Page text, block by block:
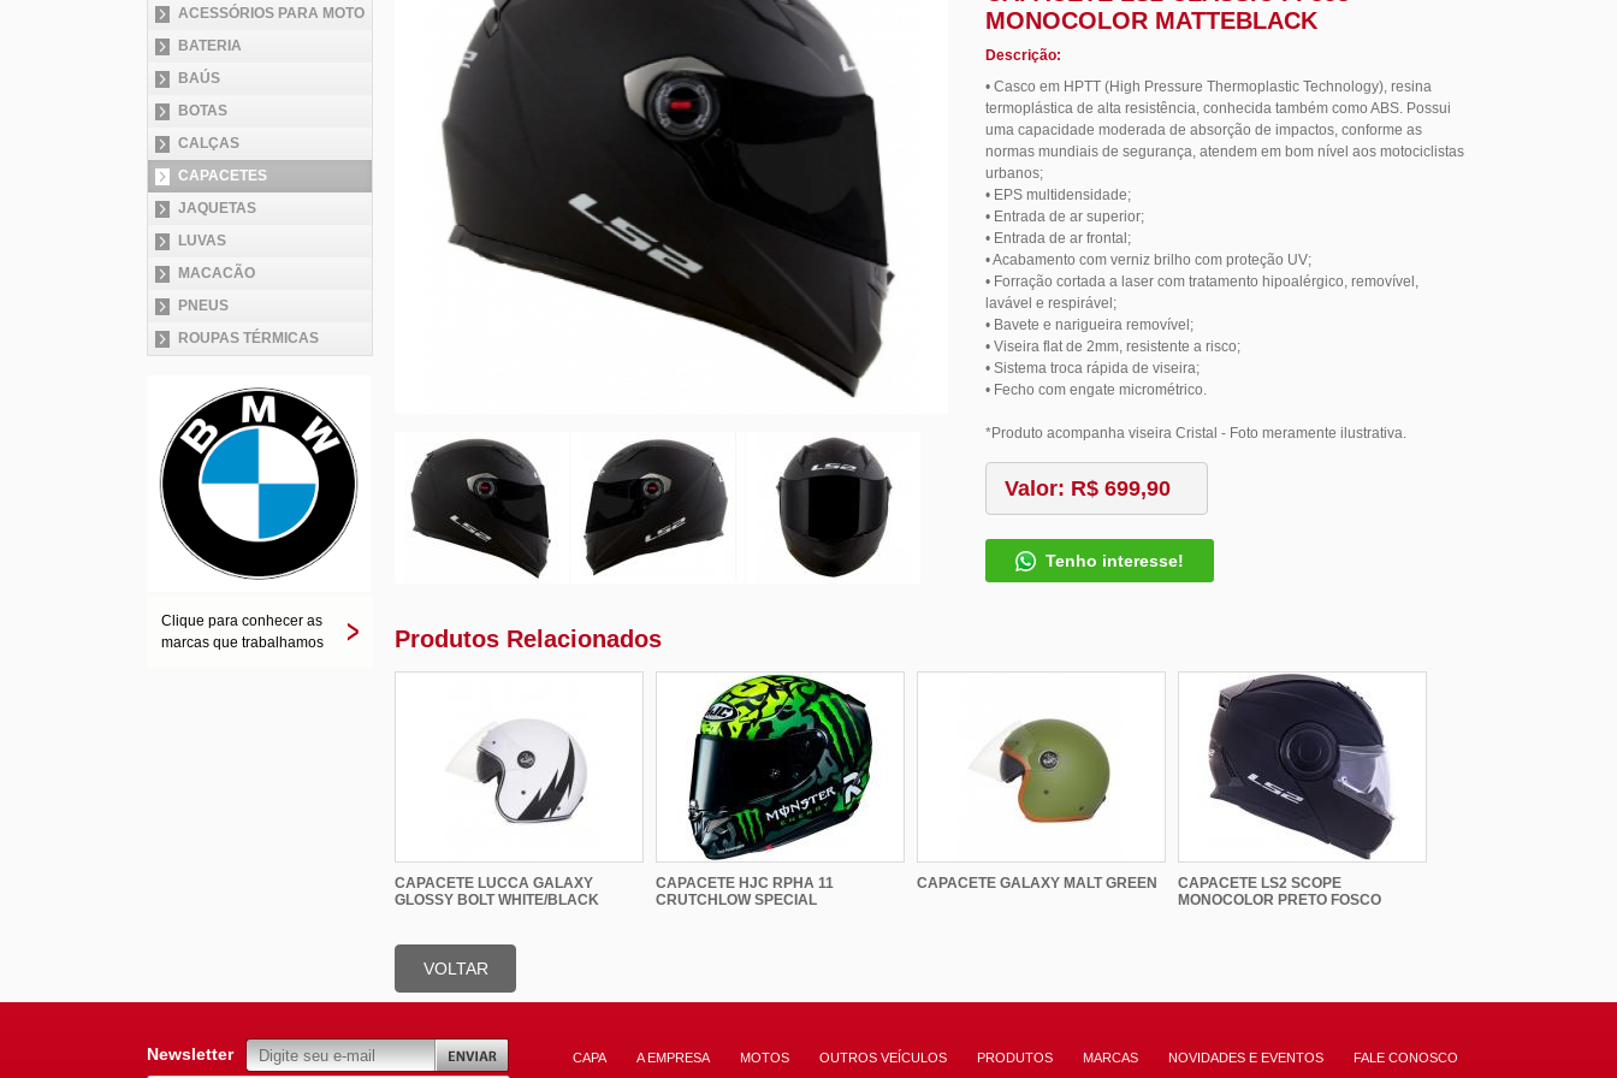
ACESSÓRIOS PARA MOTO
BATERIA
BAÚS
BOTAS
CALÇAS
CAPACETES
JAQUETAS
LUVAS
MACACÃO
PNEUS
ROUPAS TÉRMICAS
Clique para conhecer as
marcas que trabalhamos
MONOCOLOR MATTEBLACK
Descrição:
• Casco em HPTT (High Pressure Thermoplastic Technology), resina
termoplástica de alta resistência, conhecida também como ABS. Possui
uma capacidade moderada de absorção de impactos, conforme as
normas mundiais de segurança, atendem em bom nível aos motociclistas
urbanos;
• EPS multidensidade;
• Entrada de ar superior;
• Entrada de ar frontal;
• Acabamento com verniz brilho com proteção UV;
• Forração cortada a laser com tratamento hipoalérgico, removível,
lavável e respirável;
• Bavete e narigueira removível;
• Viseira flat de 2mm, resistente a risco;
• Sistema troca rápida de viseira;
• Fecho com engate micrométrico.
*Produto acompanha viseira Cristal - Foto meramente ilustrativa.
Valor: R$ 699,90
Tenho interesse!
Produtos Relacionados
CAPACETE LUCCA GALAXY
GLOSSY BOLT WHITE/BLACK
CAPACETE HJC RPHA 11
CRUTCHLOW SPECIAL
CAPACETE GALAXY MALT GREEN
CAPACETE LS2 SCOPE
MONOCOLOR PRETO FOSCO
VOLTAR
Newsletter CAPA A EMPRESA MOTOS OUTROS VEÍCULOS PRODUTOS MARCAS NOVIDADES E EVENTOS FALE CONOSCO